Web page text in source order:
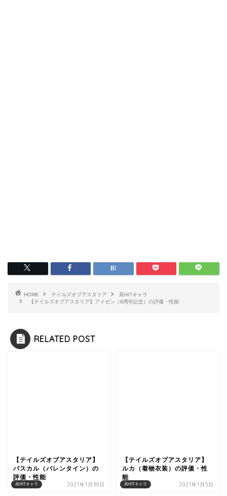
HOME テイルズオブアスタリア
高HITキャラ
【テイルズオブアスタリア】アイゼン（8周年記念）の評価・性能
RELATED POST
高HITキャラ
【テイルズオブアスタリア】
パスカル（バレンタイン）の
評価・性能
2021年1月30日 高HITキャラ
【テイルズオブアスタリア】
ルカ（着物衣装）の評価・性
能
2021年1月5日